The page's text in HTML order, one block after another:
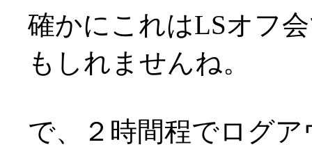
確かにこれはLSオフ
もしれませんね。
で、２時間程でログア